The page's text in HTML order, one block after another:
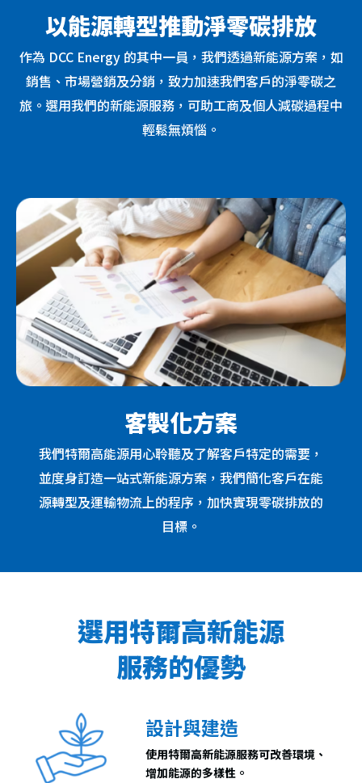
以能源轉型推動淨零碳排放
作為 DCC Energy 的其中一員，我們透過新能源方案，如
銷售、市場營銷及分銷，致力加速我們客戶的淨零碳之
旅。選用我們的新能源服務，可助工商及個人減碳過程中
輕鬆無煩惱。
客製化方案
我們特爾高能源用心聆聽及了解客戶特定的需要，
並度身訂造一站式新能源方案，我們簡化客戶在能
源轉型及運輸物流上的程序，加快實現零碳排放的
目標。
選用特爾高新能源
服務的優勢
設計與建造
使用特爾高新能源服務可改善環境、
增加能源的多樣性。